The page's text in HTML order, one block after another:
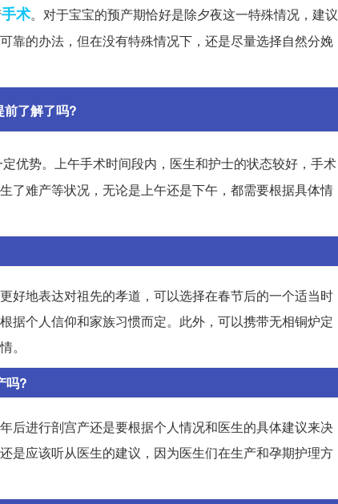
手术。对于宝宝的预产期恰好是除夕夜这一特殊情况，建议
靠的办法，但在没有特殊情况下，还是尽量选择自然分娩
前了解了吗?
优势。上午手术时间段内，医生和护士的状态较好，手术
了难产等状况，无论是上午还是下午，都需要根据具体情
好地表达对祖先的孝道，可以选择在春节后的一个适当时
据个人信仰和家族习惯而定。此外，可以携带无相铜炉定
。
吗?
后进行剖宫产还是要根据个人情况和医生的具体建议来决
是应该听从医生的建议，因为医生们在生产和孕期护理方